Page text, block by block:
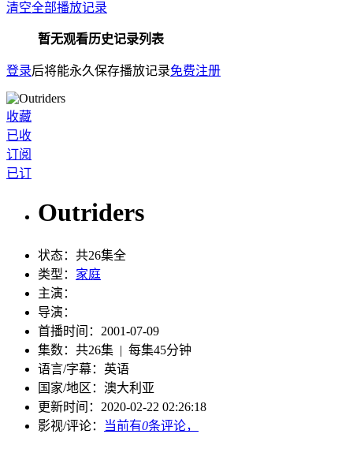
清空全部播放记录
暂无观看历史记录列表
登录后将能永久保存播放记录免费注册
收藏
已收
订阅
已订
Outriders
状态： 共26集全
类型： 家庭
主演：
导演：
首播时间： 2001-07-09
集数： 共26集 | 每集45分钟
语言/字幕： 英语
国家/地区： 澳大利亚
更新时间： 2020-02-22 02:26:18
影视/评论：
当前有0条评论，